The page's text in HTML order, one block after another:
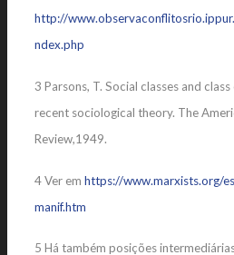
http://
ndex.php
3 Parsons, T. Social classes and
recent sociological theory. The
Review,1949.
4 Ver em https://www.marxists.org/
manif.htm
5 Há também posições